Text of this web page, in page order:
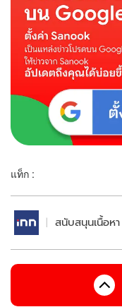
แท็ก :
สนับสนุนเนื้อหา